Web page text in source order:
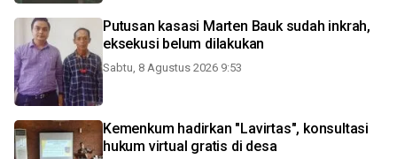
Putusan kasasi Marten Bauk sudah inkrah,
eksekusi belum dilakukan
Sabtu, 8 Agustus 2026 9:53
Kemenkum hadirkan "Lavirtas", konsultasi
hukum virtual gratis di desa